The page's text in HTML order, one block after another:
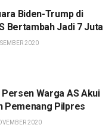
Biden-Trump di
Bertambah Jadi 7 Juta
2020
Persen Warga AS Akui
Pemenang Pilpres
2020